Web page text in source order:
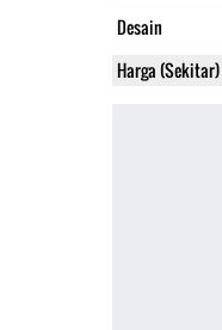
Desain
Harga (Sekitar)